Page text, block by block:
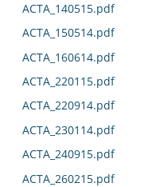
ACTA_140515.pdf
ACTA_150514.pdf
ACTA_160614.pdf
ACTA_220115.pdf
ACTA_220914.pdf
ACTA_230114.pdf
ACTA_240915.pdf
ACTA_260215.pdf